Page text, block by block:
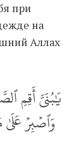
при
на
Аллах
يَٰبُنَيَّ أَقِمِ
وَٱصۡبِرۡ